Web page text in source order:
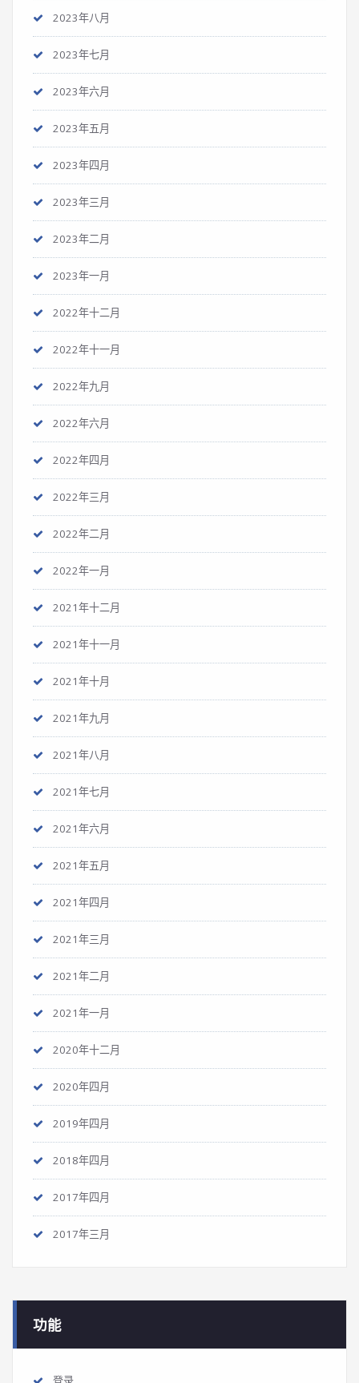
2023年八月
2023年七月
2023年六月
2023年五月
2023年四月
2023年三月
2023年二月
2023年一月
2022年十二月
2022年十一月
2022年九月
2022年六月
2022年四月
2022年三月
2022年二月
2022年一月
2021年十二月
2021年十一月
2021年十月
2021年九月
2021年八月
2021年七月
2021年六月
2021年五月
2021年四月
2021年三月
2021年二月
2021年一月
2020年十二月
2020年四月
2019年四月
2018年四月
2017年四月
2017年三月
功能